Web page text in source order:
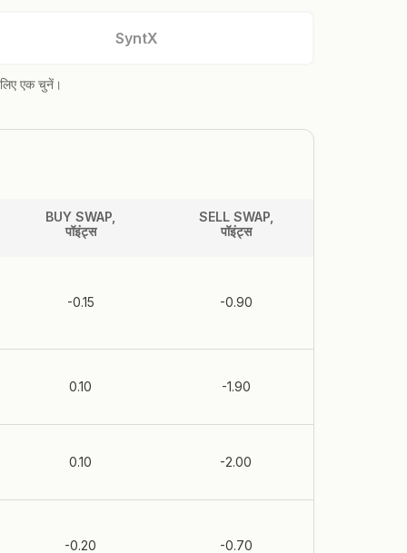
SyntX
एक चुनें।
BUY SWAP,
पॉइंट्स
SELL SWAP,
पॉइंट्स
-0.15 -0.90
0.10 -1.90
0.10 -2.00
-0.20 -0.70